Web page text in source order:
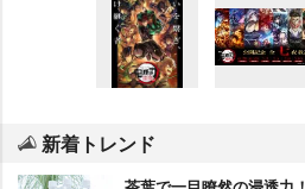
新着トレンド